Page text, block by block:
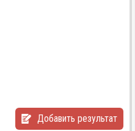
Добавить результат